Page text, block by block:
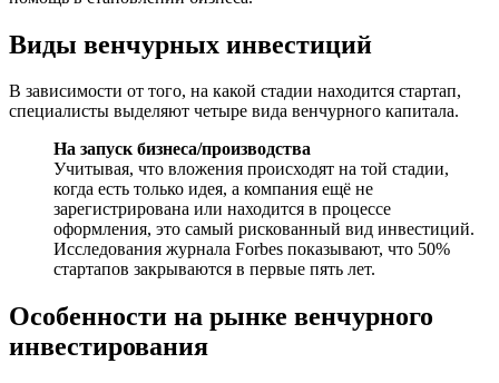
Виды венчурных инвестиций
В зависимости от того, на какой стадии находится стартап,
специалисты выделяют четыре вида венчурного капитала.
На запуск бизнеса/производства
Учитывая, что вложения происходят на той стадии,
когда есть только идея, а компания ещё не
зарегистрирована или находится в процессе
оформления, это самый рискованный вид инвестиций.
Исследования журнала Forbes показывают, что 50%
стартапов закрываются в первые пять лет.
Особенности на рынке венчурного
инвестирования